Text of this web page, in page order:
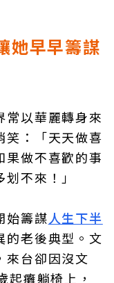
她早早籌謀
常以華麗轉身來
笑：「天天做喜
果做不喜歡的事
不來！」
始籌謀人生下半
的老後典型。文
來台卻因沒文
起癱躺椅上，